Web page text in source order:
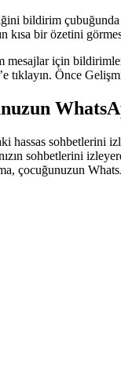
bildirim
kısa bir özetini
mesajlar için
tıklayın. Önce
hassas sohbetlerini
sohbetlerini
çocuğunuzun